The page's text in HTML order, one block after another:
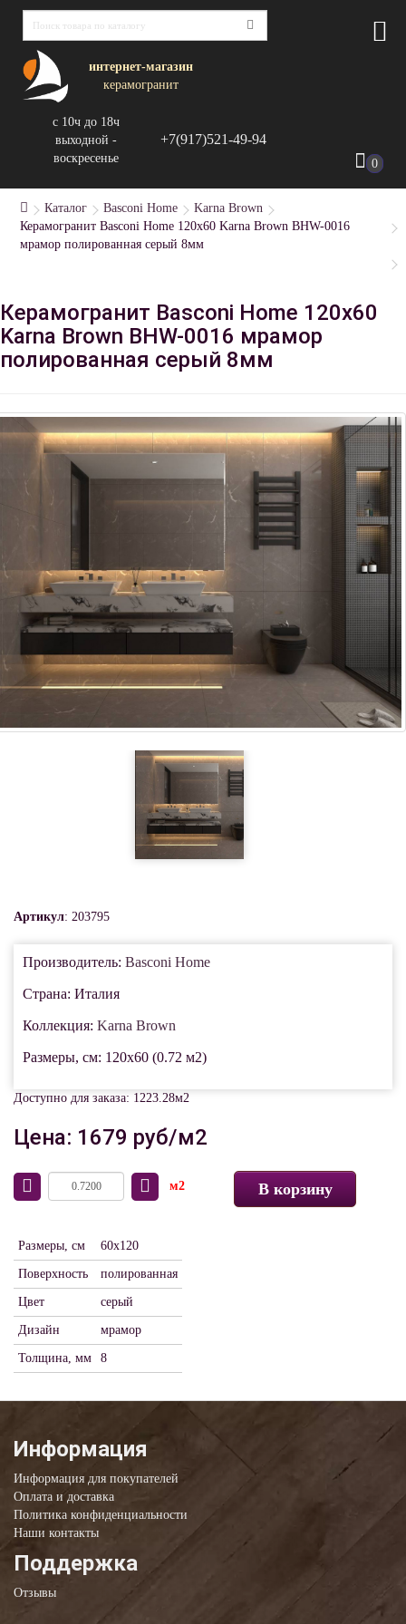
интернет-магазин
керамогранит
с 10ч до 18ч
выходной -
воскресенье
+7(917)521-49-94
0
Каталог Basconi Home
Karna Brown
Керамогранит Basconi Home 120x60 Karna Brown BHW-0016
мрамор полированная серый 8мм
Керамогранит Basconi Home 120x60
Karna Brown BHW-0016 мрамор
полированная серый 8мм
Артикул: 203795
Производитель: Basconi Home
Страна: Италия
Коллекция: Karna Brown
Размеры, см: 120x60 (0.72 м2)
Доступно для заказа: 1223.28м2
Цена: 1679 руб/м2
м2 В корзину
Размеры, см 60x120
Поверхность полированная
Цвет серый
Дизайн мрамор
Толщина, мм 8
Информация
Информация для покупателей
Оплата и доставка
Политика конфиденциальности
Наши контакты
Поддержка
Отзывы